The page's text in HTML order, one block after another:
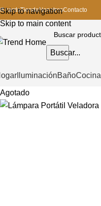
Skip to navigation
Skip to main content
cardsTiendaNosotrosContacto
Buscar...
IluminaciónBañoCocina
Agotado